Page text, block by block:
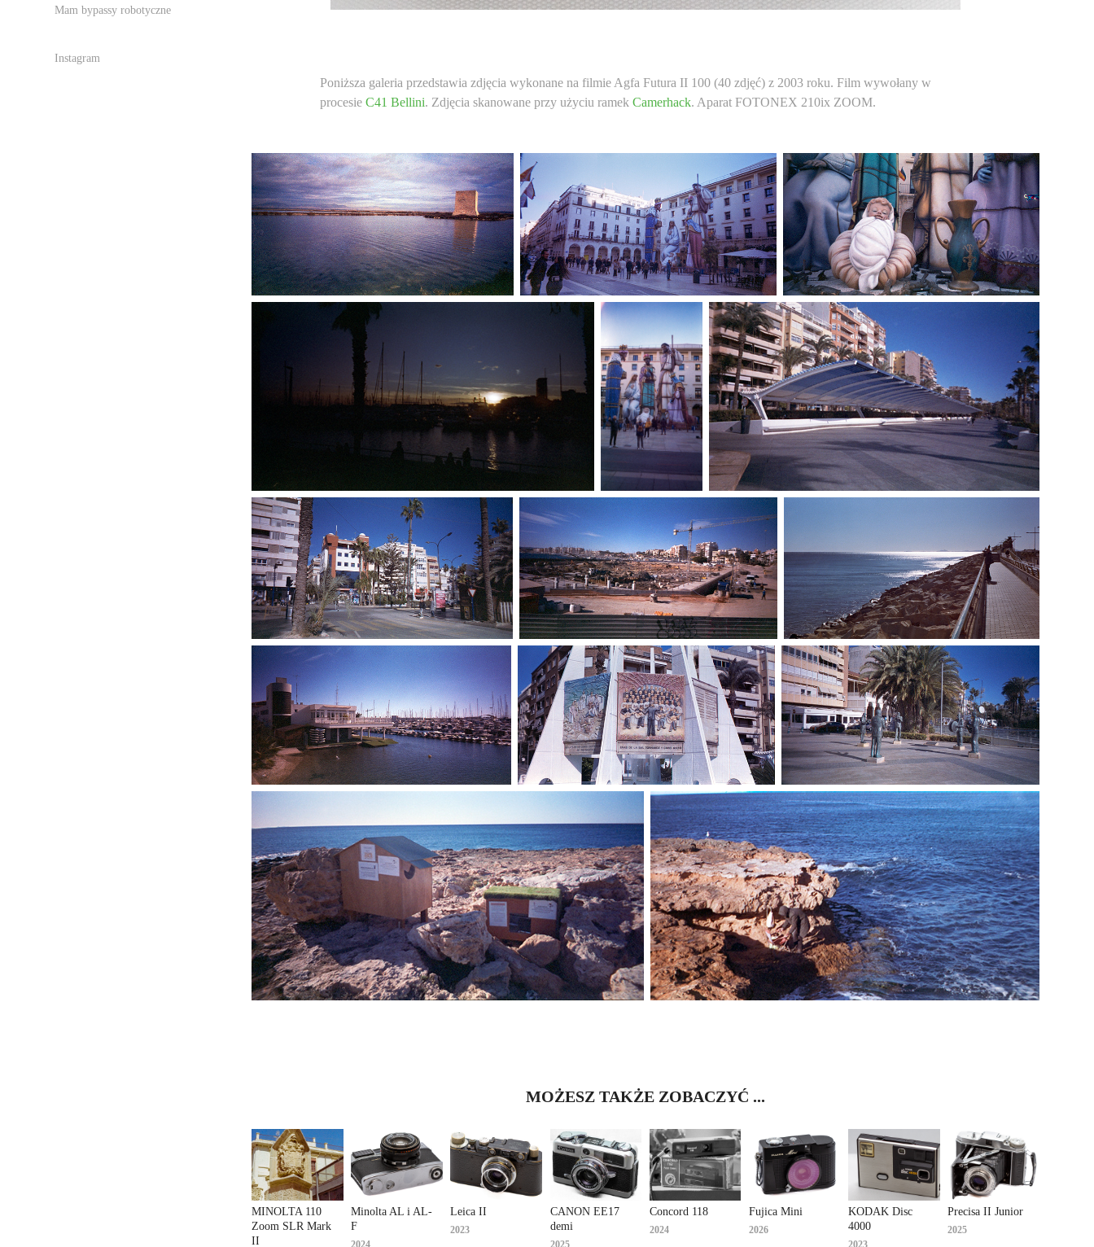
Mam bypassy robotyczne
Instagram
Poniższa galeria przedstawia zdjęcia wykonane na filmie Agfa Futura II 100 (40 zdjęć) z 2003 roku. Film wywołany w
procesie C41 Bellini. Zdjęcia skanowane przy użyciu ramek Camerhack. Aparat FOTONEX 210ix ZOOM.
MOŻESZ TAKŻE ZOBACZYĆ ...
MINOLTA 110
Zoom SLR Mark
II
Minolta AL i AL-
F
2024
Leica II
2023
CANON EE17
demi
2025
Concord 118
2024
Fujica Mini
2026
KODAK Disc
4000
2023
Precisa II Junior
2025